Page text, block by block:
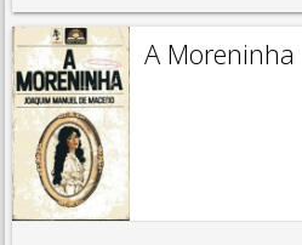
A Moreninha